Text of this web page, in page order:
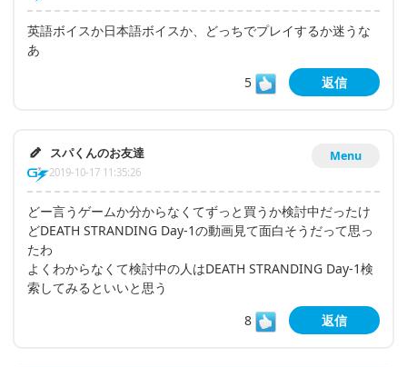
英語ボイスか日本語ボイスか、どっちでプレイするか迷うな
あ
5
返信
Menu
スパくんのお友達
2019-10-17 11:35:26
どー言うゲームか分からなくてずっと買うか検討中だったけ
どDEATH STRANDING Day-1の動画見て面白そうだって思っ
たわ
よくわからなくて検討中の人はDEATH STRANDING Day-1検
索してみるといいと思う
8
返信